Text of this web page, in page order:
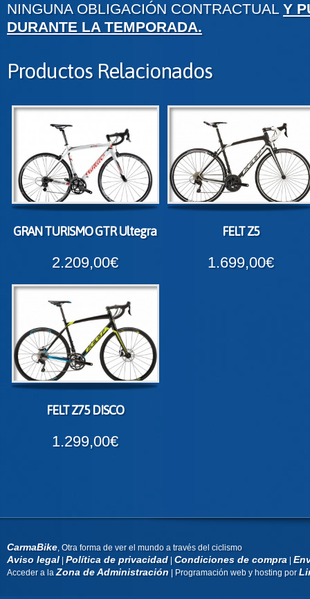
NINGUNA OBLIGACIÓN CONTRACTUAL Y
DURANTE LA TEMPORADA.
Productos Relacionados
GRAN TURISMO GTR Ultegra
2.209,00€
FELT Z5
1.699,00€
FELT Z75 DISCO
1.299,00€
CarmaBike, Otra forma de ver el mundo a través del ciclismo
Aviso legal|Política de privacidad|Condiciones de compra|
Acceder a laZona de Administración| Programación web y hosting por